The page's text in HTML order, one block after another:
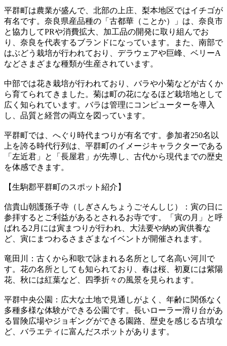
平群町は農業が盛んで、北部の上庄、梨本地区ではイチゴが
有名です。奈良県産品種の「古都華（ことか）」は、奈良市
と協力してPRや消費拡大、加工品の開発に取り組んでお
り、奈良を代表するブランドになっています。また、南部で
はぶどう栽培が行われており、デラウェアや巨峰、ベリーA
などさまざまな種類が生産されています。
中部では花き栽培が行われており、バラや小菊などが古くか
ら育てられてきました。菊は町の花になるほど栽培地として
広く知られています。バラは管理にコンピューターを導入
し、品質と経営の両立を図っています。
平群町では、へぐり時代まつりが有名です。参加者250名以
上を誇る時代行列は、平群町のイメージキャラクターである
「左近君」と「長屋君」が先導し、古代から現代までの歴史
を体感できます。
【生駒郡平群町のスポット紹介】
信貴山朝護孫子寺（しぎさんちょうごそんしじ）：寅の日に
参拝するとご利益があるとされるお寺です。「寅の月」と呼
ばれる2月には寅まつりが行われ、大法要や納め寅供養な
ど、寅にまつわるさまざまなイベントが開催されます。
竜田川：古くから和歌で詠まれる名所として名高い河川で
す。花の名所としても知られており、春は桜、初夏には紫陽
花、秋には紅葉など、四季折々の風景を見られます。
平群中央公園：広大な土地で見通しがよく、年齢に関係なく
多種多様な体験ができる公園です。長いローラー滑り台があ
る冒険広場やジョギングができる園路、歴史を感じる古墳な
ど、バラエティに富んだスポットがあります。